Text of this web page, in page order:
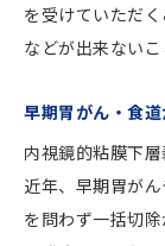
を受けていただ
などが出来ないこ
早期胃がん・食
内視鏡的粘膜下層
近年、早期胃が
を問わず一括切